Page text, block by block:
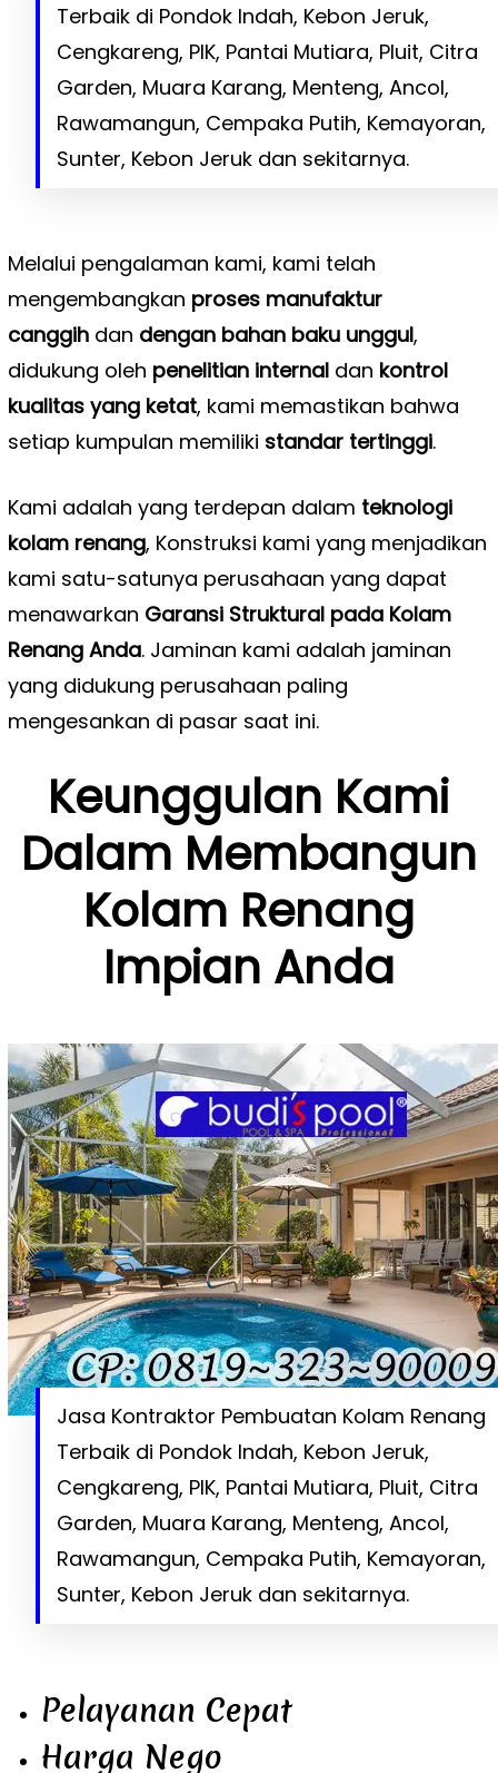
Terbaik di Pondok Indah, Kebon Jeruk,
Cengkareng, PIK, Pantai Mutiara, Pluit, Citra
Garden, Muara Karang, Menteng, Ancol,
Rawamangun, Cempaka Putih, Kemayoran,
Sunter, Kebon Jeruk dan sekitarnya.
Melalui pengalaman kami, kami telah
mengembangkan proses manufaktur
canggihdan dengan bahan baku unggul,
didukung oleh penelitian internaldan kontrol
kualitas yang ketat, kami memastikan bahwa
setiap kumpulan memiliki standar tertinggi.
Kami adalah yang terdepan dalam teknologi
kolam renang, Konstruksi kami yang menjadikan
kami satu-satunya perusahaan yang dapat
menawarkan Garansi Struktural pada Kolam
Renang Anda. Jaminan kami adalah jaminan
yang didukung perusahaan paling
mengesankan di pasar saat ini.
Keunggulan Kami
Dalam Membangun
Kolam Renang
Impian Anda
Jasa Kontraktor Pembuatan Kolam Renang
Terbaik di Pondok Indah, Kebon Jeruk,
Cengkareng, PIK, Pantai Mutiara, Pluit, Citra
Garden, Muara Karang, Menteng, Ancol,
Rawamangun, Cempaka Putih, Kemayoran,
Sunter, Kebon Jeruk dan sekitarnya.
Pelayanan Cepat
Harga Nego